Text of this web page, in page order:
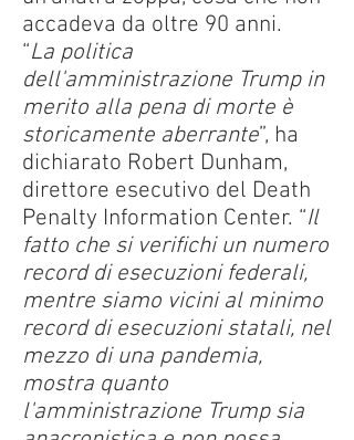
accadeva da oltre 90 anni.
“La politica
dell'amministrazione Trump in
merito alla pena di morte è
storicamente aberrante”, ha
dichiarato Robert Dunham,
direttore esecutivo del Death
Penalty Information Center. “Il
fatto che si verifichi un numero
record di esecuzioni federali,
mentre siamo vicini al minimo
record di esecuzioni statali, nel
mezzo di una pandemia,
mostra quanto
l'amministrazione Trump sia